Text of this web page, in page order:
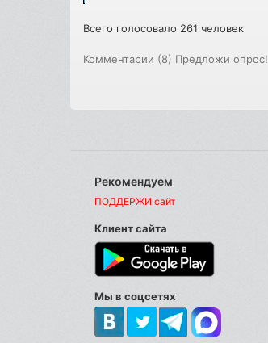
Всего голосовало 261 человек
Комментарии (8) Предложи опрос!
Рекомендуем
ПОДДЕРЖИ сайт
Клиент сайта
Мы в соцсетях